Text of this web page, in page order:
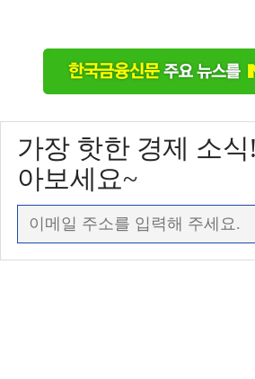
가장 핫한 경제 소
아보세요~